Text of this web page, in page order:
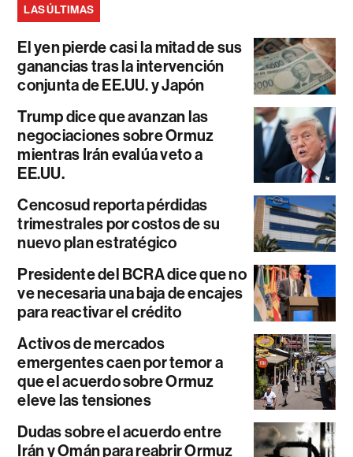
LAS ÚLTIMAS
El yen pierde casi la mitad de sus
ganancias tras la intervención
conjunta de EE.UU. y Japón
Trump dice que avanzan las
negociaciones sobre Ormuz
mientras Irán evalúa veto a
EE.UU.
Cencosud reporta pérdidas
trimestrales por costos de su
nuevo plan estratégico
Presidente del BCRA dice que no
ve necesaria una baja de encajes
para reactivar el crédito
Activos de mercados
emergentes caen por temor a
que el acuerdo sobre Ormuz
eleve las tensiones
Dudas sobre el acuerdo entre
Irán y Omán para reabrir Ormuz